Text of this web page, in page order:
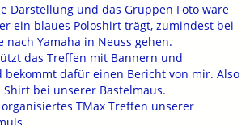
Darstellung und das Gruppen Foto wäre
ein blaues Poloshirt trägt, zumindest bei
Yamaha in Neuss gehen.
das Treffen mit Bannern und
bekommt dafür einen Bericht von mir. Also
bei unserer Bastelmaus.
TMax Treffen unserer